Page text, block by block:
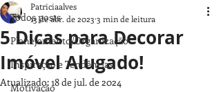
Todos posts
Planejamento/Organização
Inspiração e Tendências
Motivação
5 Dicas para Decorar
Imóvel Alugado!
Patriciaalves
13 de abr. de 2023 3 min de leitura
Atualizado:18 de jul. de 2024